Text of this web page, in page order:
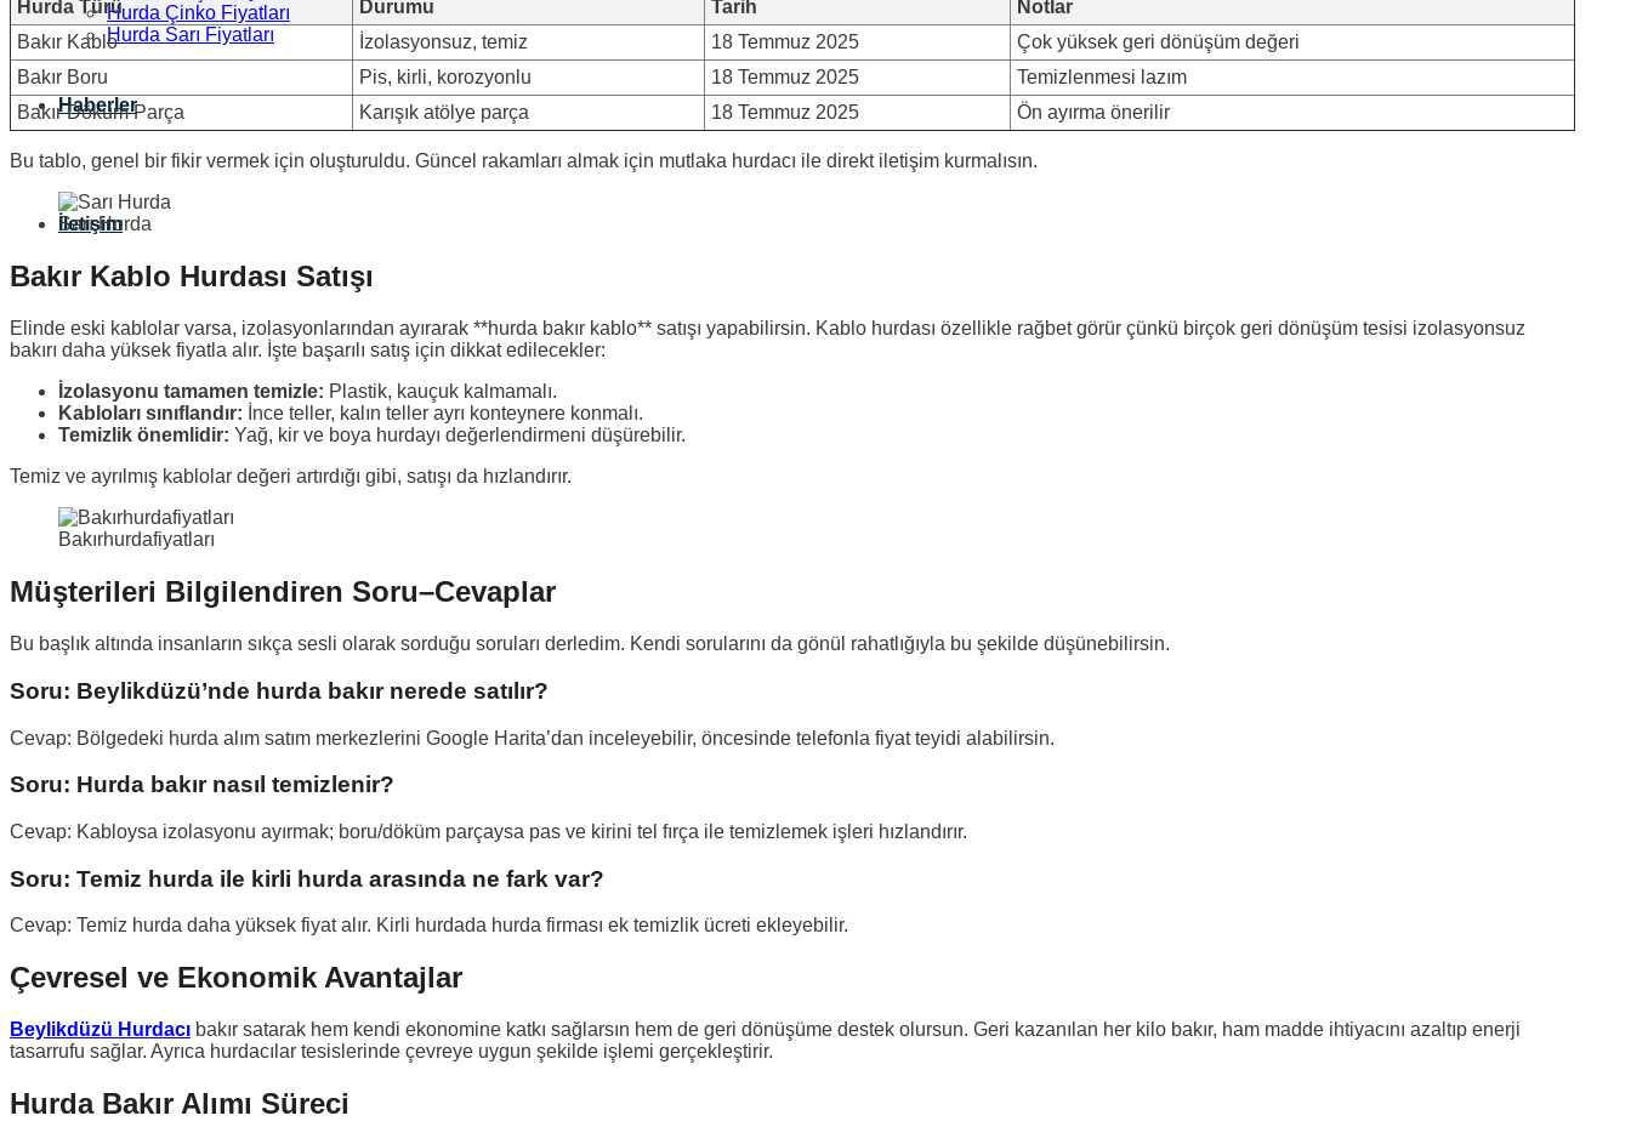
Hurda Çinko Fiyatları
Hurda Sarı Fiyatları
Haberler
İletişim
Hurda Türü Durumu Tarih
Notlar
Bakır Kablo
İzolasyonsuz, temiz 18 Temmuz 2025
Çok yüksek geri dönüşüm değeri
Bakır Boru
Pis, kirli, korozyonlu 18 Temmuz 2025
Temizlenmesi lazım
Bakır Döküm Parça
Karışık atölye parça 18 Temmuz 2025 Ön ayırma önerilir
Bu tablo, genel bir fikir vermek için oluşturuldu. Güncel rakamları almak için mutlaka hurdacı ile direkt iletişim kurmalısın.
Sarı Hurda
Bakır Kablo Hurdası Satışı
Elinde eski kablolar varsa, izolasyonlarından ayırarak **hurda bakır kablo** satışı yapabilirsin. Kablo hurdası özellikle rağbet görür çünkü birçok geri dönüşüm tesisi izolasyonsuz
bakırı daha yüksek fiyatla alır. İşte başarılı satış için dikkat edilecekler:
İzolasyonu tamamen temizle: Plastik, kauçuk kalmamalı.
Kabloları sınıflandır: İnce teller, kalın teller ayrı konteynere konmalı.
Temizlik önemlidir: Yağ, kir ve boya hurdayı değerlendirmeni düşürebilir.
Temiz ve ayrılmış kablolar değeri artırdığı gibi, satışı da hızlandırır.
Bakırhurdafiyatları
Müşterileri Bilgilendiren Soru–Cevaplar
Bu başlık altında insanların sıkça sesli olarak sorduğu soruları derledim. Kendi sorularını da gönül rahatlığıyla bu şekilde düşünebilirsin.
Soru: Beylikdüzü’nde hurda bakır nerede satılır?
Cevap: Bölgedeki hurda alım satım merkezlerini Google Harita’dan inceleyebilir, öncesinde telefonla fiyat teyidi alabilirsin.
Soru: Hurda bakır nasıl temizlenir?
Cevap: Kabloysa izolasyonu ayırmak; boru/döküm parçaysa pas ve kirini tel fırça ile temizlemek işleri hızlandırır.
Soru: Temiz hurda ile kirli hurda arasında ne fark var?
Cevap: Temiz hurda daha yüksek fiyat alır. Kirli hurdada hurda firması ek temizlik ücreti ekleyebilir.
Çevresel ve Ekonomik Avantajlar
Beylikdüzü Hurdacı bakır satarak hem kendi ekonomine katkı sağlarsın hem de geri dönüşüme destek olursun. Geri kazanılan her kilo bakır, ham madde ihtiyacını azaltıp enerji
tasarrufu sağlar. Ayrıca hurdacılar tesislerinde çevreye uygun şekilde işlemi gerçekleştirir.
Hurda Bakır Alımı Süreci